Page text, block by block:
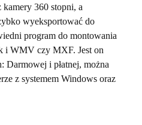
360 stopni, a
wyeksportować do
program do montowania
i WMV czy MXF. Jest on
Darmowej i płatnej, można
z systemem Windows oraz